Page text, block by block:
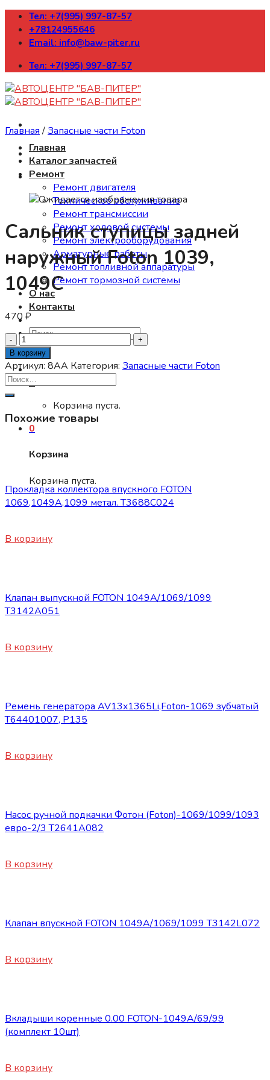
Skip
content
Тел: +7(995) 997-87-57
+78124955646
Email: info@baw-piter.ru
Тел: +7(995) 997-87-57
Главная
Каталог запчастей
Ремонт
Ремонт двигателя
Техническое обслуживание
Ремонт трансмиссии
Ремонт ходовой системы
Ремонт электрооборудования
Арматурные работы
Ремонт топливной аппаратуры
Ремонт тормозной системы
О нас
Контакты
Искать:
0
Корзина пуста.
0
Корзина
Корзина пуста.
Главная /Запасные части Foton
Сальник ступицы задней
наружный Foton 1039,
1049С
470 ₽
Количество
товара
Сальник
ступицы
наружный
Foton
1039,
В корзину
Артикул: 8AA Категория: Запасные части Foton
Похожие товары
Прокладка коллектора впускного FOTON
1069,1049А,1099 метал. Т3688C024
В корзину
Клапан выпускной FOTON 1049А/1069/1099
Т3142А051
В корзину
Ремень генератора AV13x1365Li,Foton-1069 зубчатый
T64401007, P135
В корзину
Насос ручной подкачки Фотон (Foton)-1069/1099/1093
евро-2/3 T2641A082
В корзину
Клапан впускной FOTON 1049А/1069/1099 Т3142L072
В корзину
Вкладыши коренные 0.00 FOTON-1049А/69/99
(комплект 10шт)
В корзину